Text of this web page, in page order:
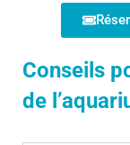
Conseils
de